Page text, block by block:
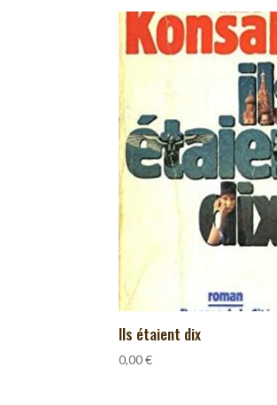
Ils étaient dix
0,00€